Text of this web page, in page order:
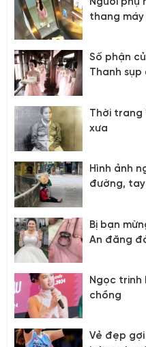
thang máy
Số phận
Thanh sụp
Thời trang
xưa
Hình ảnh
đường,
Bị bạn
An đăng
Ngọc trinh
chồng
Vẻ đẹp